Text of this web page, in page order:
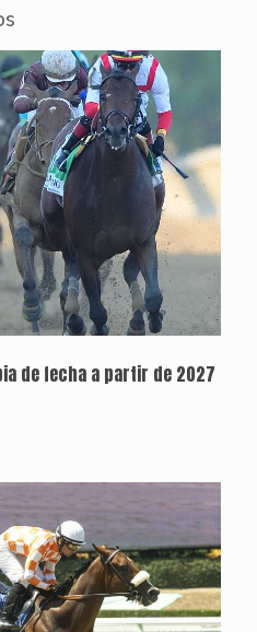
de fecha a partir de 2027